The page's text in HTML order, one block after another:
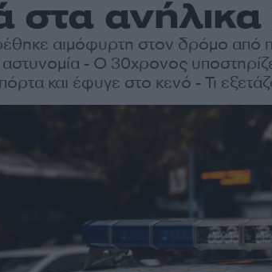
στα ανήλικα
αιμόφυρτη στον δρόμο από
- Ο 30χρονος
και έφυγε στο κενό - Τι